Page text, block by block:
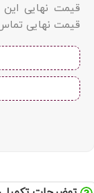
قیمت نهایی این
قیمت نهایی